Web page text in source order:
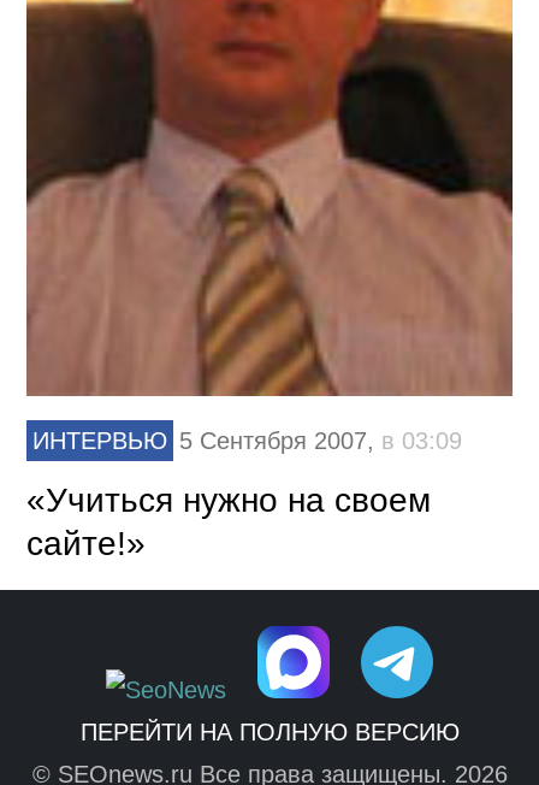
ИНТЕРВЬЮ 5 Сентября 2007, в 03:09
«Учиться нужно на своем
сайте!»
ПЕРЕЙТИ НА ПОЛНУЮ ВЕРСИЮ
© SEOnews.ru Все права защищены. 2026